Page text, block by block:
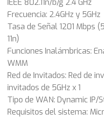
IEEE 802.11n/b/g 2.4 GHz
Frecuencia: 2.4GHz y 5GHz
Tasa de Señal 1201 Mbps
11n)
Funciones Inalámbricas:
WMM
Red de Invitados: Red de
invitados de 5GHz x 1
Tipo de WAN: Dynamic IP/
Requisitos del sistema: